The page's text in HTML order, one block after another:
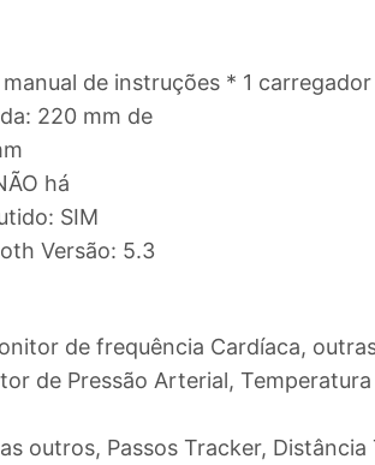
de instruções * 1 carregador
220 mm de
há
SIM
Versão: 5.3
de frequência Cardíaca,
de Pressão Arterial,
outros, Passos Tracker,